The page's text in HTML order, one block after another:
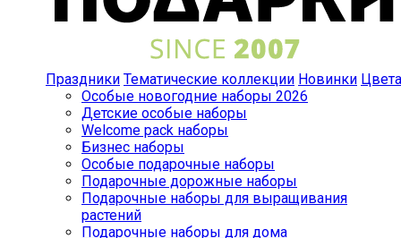
Праздники Тематические коллекции Новинки Цвета
Особые новогодние наборы 2026
Детские особые наборы
Welcome pack наборы
Бизнес наборы
Особые подарочные наборы
Подарочные дорожные наборы
Подарочные наборы для выращивания
растений
Подарочные наборы для дома